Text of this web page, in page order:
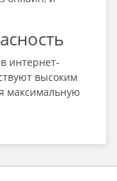
интернет-
высоким
максимальную